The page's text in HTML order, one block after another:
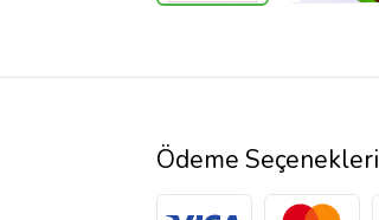
Ödeme Seçenekleri